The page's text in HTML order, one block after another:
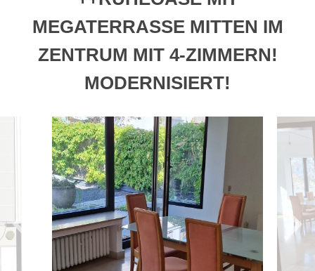
MEGATERRASSE MITTEN IM
ZENTRUM MIT 4-ZIMMERN!
MODERNISIERT!